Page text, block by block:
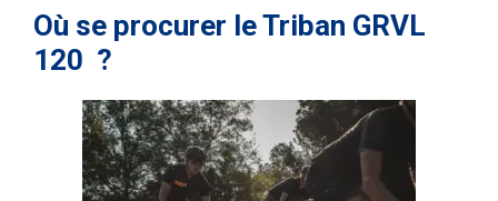
Où se procurer le Triban GRVL
120 ?